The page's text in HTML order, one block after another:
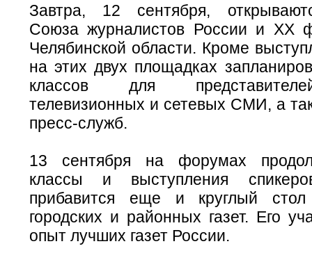
Завтра, 12 сентября,
Союза журналистов России и XX
Челябинской области. Кроме
на этих двух площадках
классов для
телевизионных и сетевых СМИ, а
пресс-служб.
13 сентября на форумах
классы и выступления
прибавится еще и круглый
городских и районных газет. Его
опыт лучших газет России.